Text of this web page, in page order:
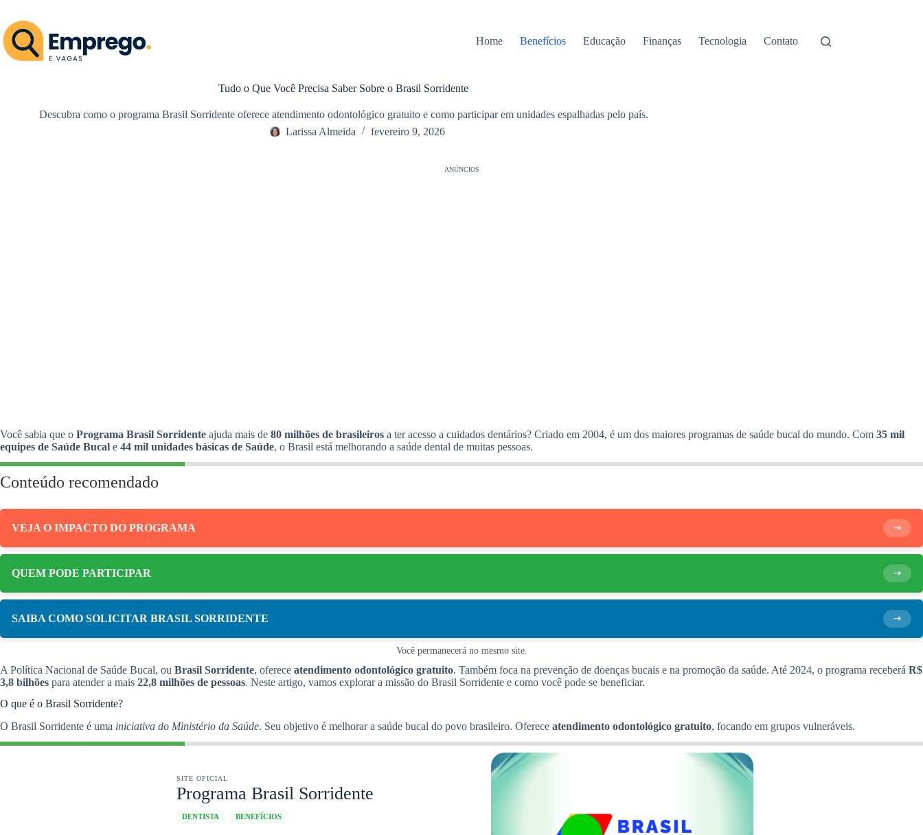
o
conteúdo
Home Benefícios Educação Finanças Tecnologia Contato
Tudo o Que Você Precisa Saber Sobre o Brasil Sorridente
Descubra como o programa Brasil Sorridente oferece atendimento odontológico gratuito e como participar em unidades espalhadas pelo país.
Larissa Almeida
fevereiro 9, 2026
ANÚNCIOS
Você sabia que o Programa Brasil Sorridente ajuda mais de 80 milhões de brasileiros a ter acesso a cuidados dentários? Criado em 2004, é um dos maiores programas de saúde bucal do mundo. Com 35 mil
equipes de Saúde Bucal e 44 mil unidades básicas de Saúde, o Brasil está melhorando a saúde dental de muitas pessoas.
Conteúdo recomendado
VEJA O IMPACTO DO PROGRAMA ➝
QUEM PODE PARTICIPAR ➝
SAIBA COMO SOLICITAR BRASIL SORRIDENTE ➝
Você permanecerá no mesmo site.
A Política Nacional de Saúde Bucal, ou Brasil Sorridente, oferece atendimento odontológico gratuito. Também foca na prevenção de doenças bucais e na promoção da saúde. Até 2024, o programa receberá R$
3,8 bilhões para atender a mais 22,8 milhões de pessoas. Neste artigo, vamos explorar a missão do Brasil Sorridente e como você pode se beneficiar.
O que é o Brasil Sorridente?
O Brasil Sorridente é uma iniciativa do Ministério da Saúde. Seu objetivo é melhorar a saúde bucal do povo brasileiro. Oferece atendimento odontológico gratuito, focando em grupos vulneráveis.
SITE OFICIAL
Programa Brasil Sorridente
DENTISTA BENEFÍCIOS